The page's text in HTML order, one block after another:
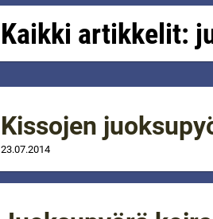
Kaikki artikkelit:
Kissojen
23.07.2014